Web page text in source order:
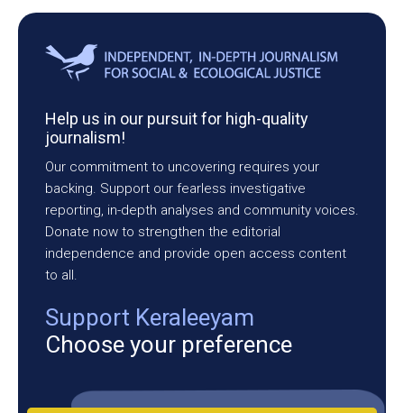
Help us in our pursuit for high-quality
journalism!
Our commitment to uncovering requires your
backing. Support our fearless investigative
reporting, in-depth analyses and community voices.
Donate now to strengthen the editorial
independence and provide open access content
to all.
Support Keraleeyam
Choose your preference